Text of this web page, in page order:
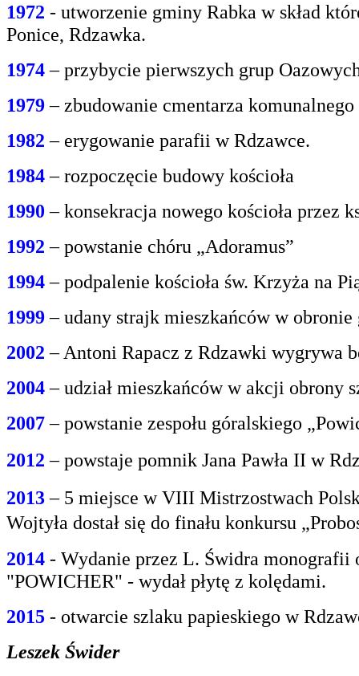
1972 - utworzenie gminy Rabka w skład
Ponice, Rdzawka.
1974 – przybycie pierwszych grup
1979– zbudowanie cmentarza
1982 – erygowanie parafii w Rdzawce.
1984– rozpoczęcie budowy kościoła
1990 – konsekracja nowego kościoła przez
1992 – powstanie chóru „Adoramus”
1994– podpalenie kościoła św. Krzyża na
1999– udany strajk mieszkańców w
2002 – Antoni Rapacz z Rdzawki wygrywa
2004– udział mieszkańców w akcji obrony
2007– powstanie zespołu góralskiego
2012 – powstaje pomnik Jana Pawła II w
2013– 5 miejsce w VIII Mistrzostwach
Wojtyła dostał się do finału konkursu
2014 - Wydanie przez L. Świdra monografii
"POWICHER" - wydał płytę z kolędami.
2015 - otwarcie szlaku papieskiego w
Leszek Świder